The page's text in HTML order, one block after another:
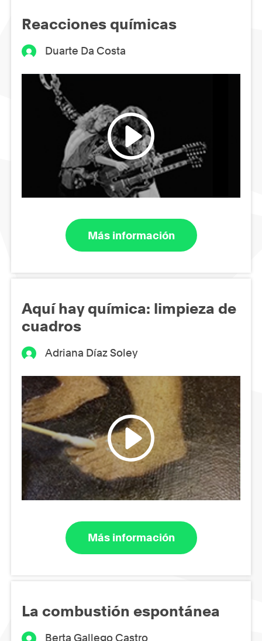
Reacciones químicas
Duarte Da Costa
Más información
Aquí hay química: limpieza de
cuadros
Adriana Díaz Soley
Más información
La combustión espontánea
Berta Gallego Castro